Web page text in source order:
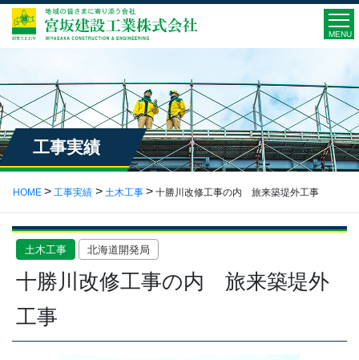
MENU
工事実績
HOME 工事実績 土木工事 十勝川改修工事の内 旅来築堤外工事
土木工事 北海道開発局
十勝川改修工事の内 旅来築堤外
工事